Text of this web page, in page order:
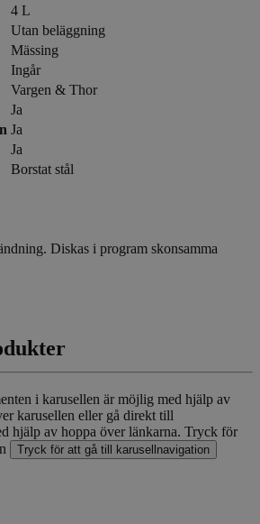
4 L
Utan beläggning
Mässing
Ingår
Vargen & Thor
Ja
Ja
Ja
Borstat stål
Diskas i program skonsamma
i karusellen är möjlig med hjälp av
karusellen eller gå direkt till
hjälp av hoppa över länkarna. Tryck för
Tryck för att gå till karusellnavigation